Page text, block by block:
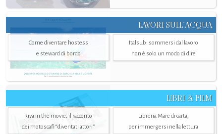
LAVORI SULL’ACQUA
Come diventare hostess
e steward di bordo
Italsub: sommersi dal lavoro
non è solo un modo di dire
LIBRI & FILM
Riva in the movie, il racconto
dei motoscafi “diventati attori”
Libreria Mare di carta,
per immergersi nella lettura